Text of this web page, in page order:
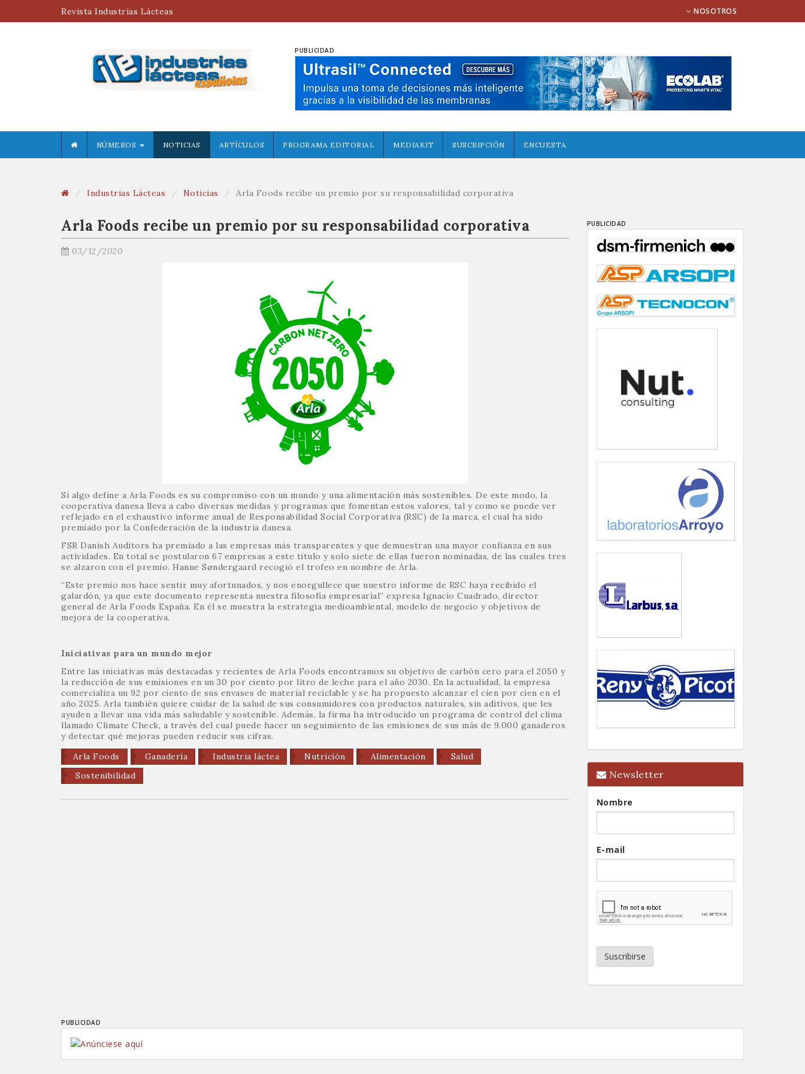
Revista Industrias Lácteas NOSOTROS
PUBLICIDAD
NÚMEROS NOTICIAS ARTÍCULOS PROGRAMA EDITORIAL MEDIAKIT SUSCRIPCIÓN ENCUESTA
Industrias Lácteas Noticias Arla Foods recibe un premio por su responsabilidad corporativa
Arla Foods recibe un premio por su responsabilidad corporativa
03/12/2020
Si algo define a Arla Foods es su compromiso con un mundo y una alimentación más sostenibles. De este modo, la
cooperativa danesa lleva a cabo diversas medidas y programas que fomentan estos valores, tal y como se puede ver
reflejado en el exhaustivo informe anual de Responsabilidad Social Corporativa (RSC) de la marca, el cual ha sido
premiado por la Confederación de la industria danesa.
FSR Danish Auditors ha premiado a las empresas más transparentes y que demuestran una mayor confianza en sus
actividades. En total se postularon 67 empresas a este título y solo siete de ellas fueron nominadas, de las cuales tres
se alzaron con el premio. Hanne Søndergaard recogió el trofeo en nombre de Arla.
“Este premio nos hace sentir muy afortunados, y nos enorgullece que nuestro informe de RSC haya recibido el
galardón, ya que este documento representa nuestra filosofía empresarial” expresa Ignacio Cuadrado, director
general de Arla Foods España. En él se muestra la estrategia medioambiental, modelo de negocio y objetivos de
mejora de la cooperativa.
Iniciativas para un mundo mejor
Entre las iniciativas más destacadas y recientes de Arla Foods encontramos su objetivo de carbón cero para el 2050 y
la reducción de sus emisiones en un 30 por ciento por litro de leche para el año 2030. En la actualidad, la empresa
comercializa un 92 por ciento de sus envases de material reciclable y se ha propuesto alcanzar el cien por cien en el
año 2025. Arla también quiere cuidar de la salud de sus consumidores con productos naturales, sin aditivos, que les
ayuden a llevar una vida más saludable y sostenible. Además, la firma ha introducido un programa de control del clima
llamado Climate Check, a través del cual puede hacer un seguimiento de las emisiones de sus más de 9.000 ganaderos
y detectar qué mejoras pueden reducir sus cifras.
Arla Foods
Ganadería Industria láctea Nutrición Alimentación
Salud
Sostenibilidad
PUBLICIDAD
Newsletter
Nombre
E-mail
Suscribirse
PUBLICIDAD